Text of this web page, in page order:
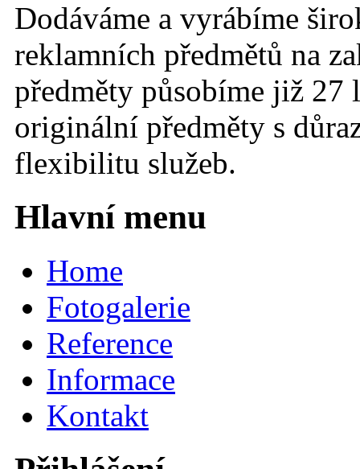
Dodáváme a vyrábíme
reklamních předmětů na
předměty působíme již
originální předměty s
flexibilitu služeb.
Hlavní menu
Home
Fotogalerie
Reference
Informace
Kontakt